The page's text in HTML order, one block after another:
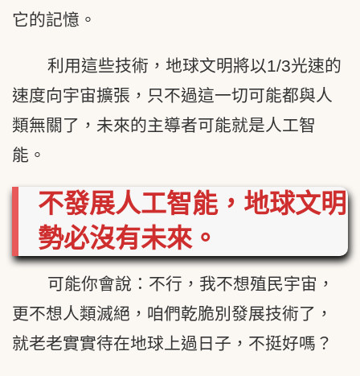
它的記憶。
利用這些技術，地球文明將以1/3光速的
速度向宇宙擴張，只不過這一切可能都與人
類無關了，未來的主導者可能就是人工智
能。
不發展人工智能，地球文明
勢必沒有未來。
可能你會說：不行，我不想殖民宇宙，
更不想人類滅絕，咱們乾脆別發展技術了，
就老老實實待在地球上過日子，不挺好嗎？